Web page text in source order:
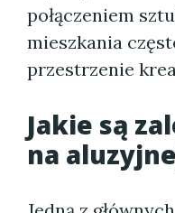
połączeniem
mieszkania
przestrzenie
Jakie są
na